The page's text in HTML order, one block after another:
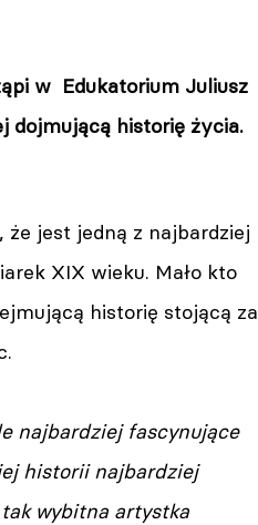
w Edukatorium Juliusz
dojmującą historię życia.
że jest jedną z najbardziej
XIX wieku. Mało kto
historię stojącą za
najbardziej fascynujące
historii najbardziej
wybitna artystka